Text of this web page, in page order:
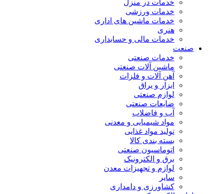
خدمات در منزل
خدمات ورزشی
خدمات ماشین های اداری
هنری
خدمات مالی و حسابداری
صنعت
خدمات صنعتی
ماشین آلات صنعتی
آهن آلات و فلزات
ابزار و یراق
لوازم صنعتی
ضایعات صنعتی
آب و فاضلاب
مواد شیمیایی و معدنی
تولید مواد غذایی
بسته بندی کالا
اتوماسیون صنعتی
برق و الکترونیک
لوازم و تجهیزات معدن
سایر
کشاورزی و دامداری